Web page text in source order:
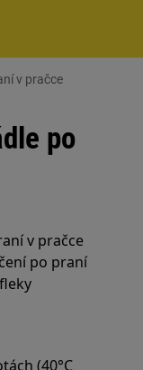
v pračce
po
v pračce
po praní
(40°C